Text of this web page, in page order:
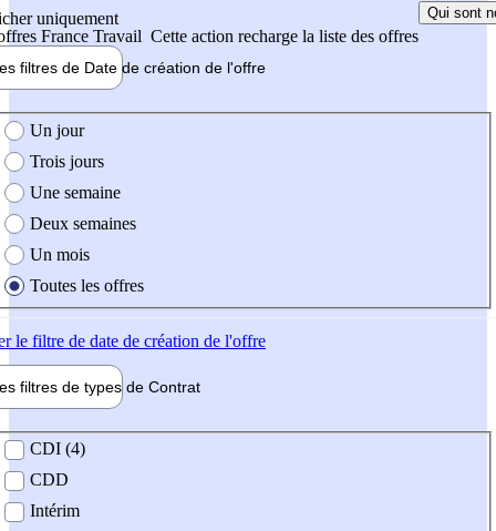
uniquement
France Travail Cette action recharge la liste des offres
Qui sont
filtres de Date de création de l'offre
création de l'offre
Un jour
Trois jours
Une semaine
Deux semaines
Un mois
Toutes les offres
le filtre de date de création de l'offre
filtres de types de Contrat
contrat
CDI (4)
CDD
Intérim